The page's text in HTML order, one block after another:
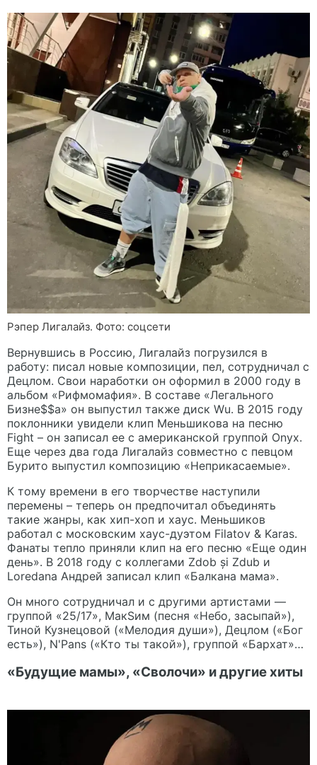
Рэпер Лигалайз. Фото: соцсети
Вернувшись в Россию, Лигалайз погрузился в
работу: писал новые композиции, пел, сотрудничал с
Децлом. Свои наработки он оформил в 2000 году в
альбом «Рифмомафия». В составе «Легального
Бизне$$а» он выпустил также диск Wu. В 2015 году
поклонники увидели клип Меньшикова на песню
Fight – он записал ее с американской группой Onyx.
Еще через два года Лигалайз совместно с певцом
Бурито выпустил композицию «Неприкасаемые».
К тому времени в его творчестве наступили
перемены – теперь он предпочитал объединять
такие жанры, как хип-хоп и хаус. Меньшиков
работал с московским хаус-дуэтом Filatov & Karas.
Фанаты тепло приняли клип на его песню «Еще один
день». В 2018 году с коллегами Zdob și Zdub и
Loredana Андрей записал клип «Балкана мама».
Он много сотрудничал и с другими артистами —
группой «25/17», МакSим (песня «Небо, засыпай»),
Тиной Кузнецовой («Мелодия души»), Децлом («Бог
есть»), N'Pans («Кто ты такой»), группой «Бархат»…
«Будущие мамы», «Сволочи» и другие хиты